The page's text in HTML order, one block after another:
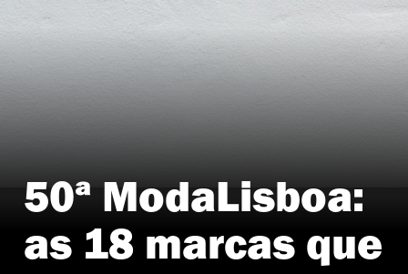
Flausinas
50ª ModaLisboa:
as 18 marcas que